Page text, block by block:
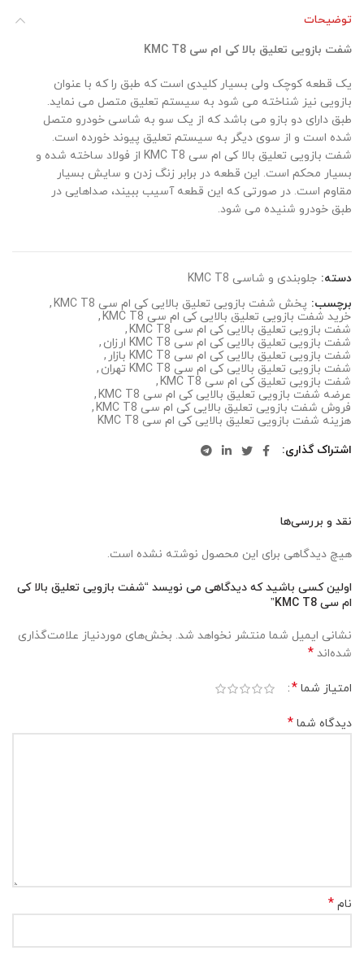
توضیحات
شفت بازویی تعلیق بالا کی ام سی KMC T8
یک قطعه کوچک ولی بسیار کلیدی است که طبق را که با عنوان
بازویی نیز شناخته می شود به سیستم تعلیق متصل می نماید.
طبق دارای دو بازو می باشد که از یک سو به شاسی خودرو متصل
شده است و از سوی دیگر به سیستم تعلیق پیوند خورده است.
شفت بازویی تعلیق بالا کی ام سی KMC T8 از فولاد ساخته شده و
بسیار محکم است. این قطعه در برابر زنگ زدن و سایش بسیار
مقاوم است. در صورتی که این قطعه آسیب ببیند، صداهایی در
طبق خودرو شنیده می شود.
دسته: جلوبندی و شاسی KMC T8
برچسب: پخش شفت بازویی تعلیق بالایی کی ام سی KMC T8
,
خرید شفت بازویی تعلیق بالایی کی ام سی KMC T8
,
شفت بازویی تعلیق بالایی کی ام سی KMC T8
,
شفت بازویی تعلیق بالایی کی ام سی KMC T8 ارزان
,
شفت بازویی تعلیق بالایی کی ام سی KMC T8 بازار
,
شفت بازویی تعلیق بالایی کی ام سی KMC T8 تهران
,
شفت بازویی تعلیق کی ام سی KMC T8
,
عرضه شفت بازویی تعلیق بالایی کی ام سی KMC T8
,
فروش شفت بازویی تعلیق بالایی کی ام سی KMC T8
,
هزینه شفت بازویی تعلیق بالایی کی ام سی KMC T8
اشتراک گذاری
نقد و بررسی‌ها
هیچ دیدگاهی برای این محصول نوشته نشده است.
اولین کسی باشید که دیدگاهی می نویسد “شفت بازویی تعلیق بالا کی
ام سی KMC T8”
نشانی ایمیل شما منتشر نخواهد شد. بخش‌های موردنیاز علامت‌گذاری
شده‌اند *
امتیاز شما *
دیدگاه شما *
نام *